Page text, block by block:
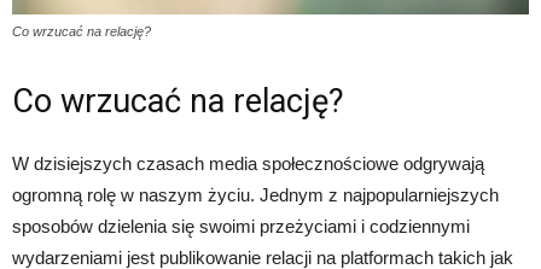
Co wrzucać na relację?
Co wrzucać na relację?
W dzisiejszych czasach media społecznościowe odgrywają
ogromną rolę w naszym życiu. Jednym z najpopularniejszych
sposobów dzielenia się swoimi przeżyciami i codziennymi
wydarzeniami jest publikowanie relacji na platformach takich jak